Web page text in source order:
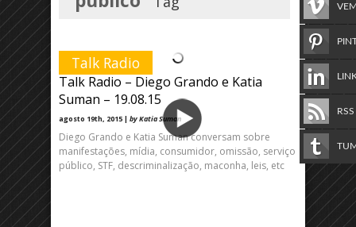
Talk Radio
Talk Radio – Diego Grando e Katia
Suman – 19.08.15
agosto 19th, 2015 | by Katia Suman
Diego Grando e Katia Suman conversam sobre
manifestações, mídia, consumidor, omissão, serviço
público, STF, descriminalização, maconha, leis, etc
RSS